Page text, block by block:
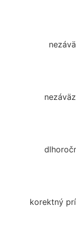
korektný